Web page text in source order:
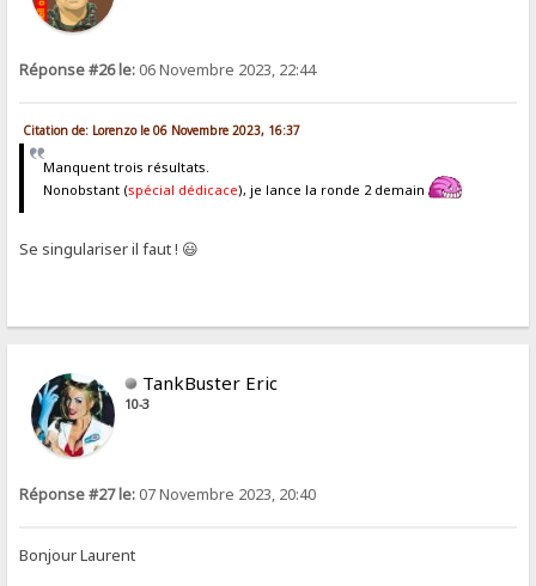
Réponse #26 le: 06 Novembre 2023, 22:44
Citation de: Lorenzo le 06 Novembre 2023, 16:37
Manquent trois résultats.
Nonobstant (spécial dédicace), je lance la ronde 2 demain
Se singulariser il faut ! 😃
TankBuster Eric
10-3
Réponse #27 le: 07 Novembre 2023, 20:40
Bonjour Laurent